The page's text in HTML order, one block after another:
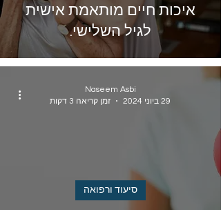
איכות חיים מותאמת אישית
לגיל השלישי.
סיעוד ורפואה
Naseem Asbi
29 ביוני 2024
זמן קריאה 3 דקות